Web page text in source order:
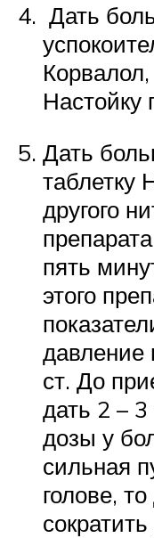
Дать
Настойку
Дать
таблетку
другого
пять
этого
давление
ст. До
дать 2 –
дозы у
сильная
голове,